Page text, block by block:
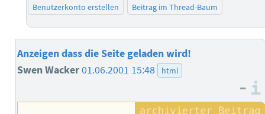
Benutzerkonto erstellen
Beitrag im Thread-Baum
Anzeigen dass die Seite geladen wird!
Swen Wacker01.06.2001 15:48 html
–